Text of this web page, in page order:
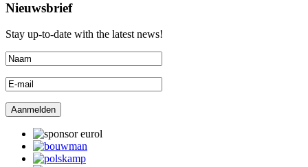
Nieuwsbrief
Stay up-to-date with the latest news!